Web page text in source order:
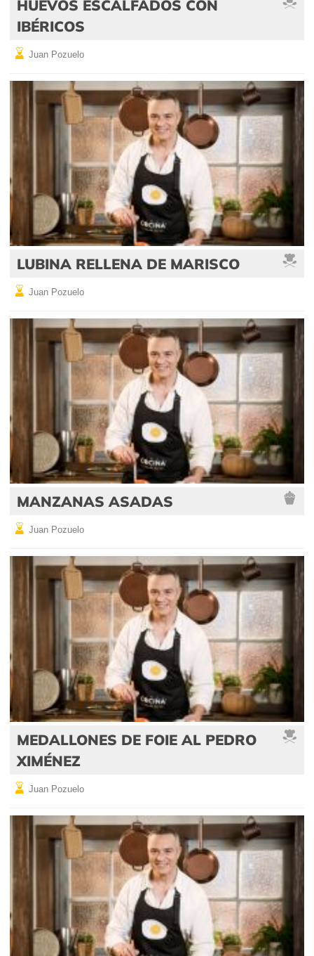
HUEVOS ESCALFADOS CON
IBÉRICOS
Juan Pozuelo
LUBINA RELLENA DE MARISCO
Juan Pozuelo
MANZANAS ASADAS
Juan Pozuelo
MEDALLONES DE FOIE AL PEDRO
XIMÉNEZ
Juan Pozuelo